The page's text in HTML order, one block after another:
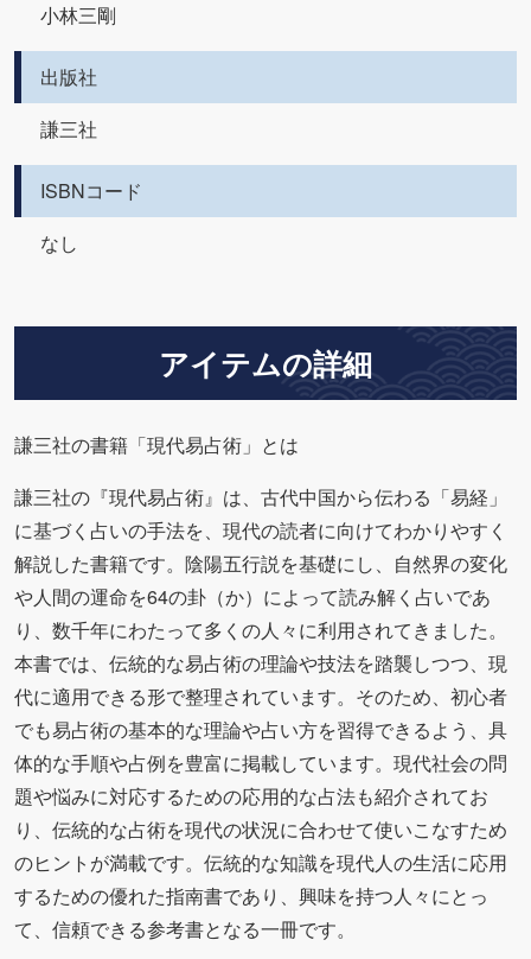
小林三剛
出版社
謙三社
ISBNコード
なし
アイテムの詳細
謙三社の書籍「現代易占術」とは
謙三社の『現代易占術』は、古代中国から伝わる「易経」
に基づく占いの手法を、現代の読者に向けてわかりやすく
解説した書籍です。陰陽五行説を基礎にし、自然界の変化
や人間の運命を64の卦（か）によって読み解く占いであ
り、数千年にわたって多くの人々に利用されてきました。
本書では、伝統的な易占術の理論や技法を踏襲しつつ、現
代に適用できる形で整理されています。そのため、初心者
でも易占術の基本的な理論や占い方を習得できるよう、具
体的な手順や占例を豊富に掲載しています。現代社会の問
題や悩みに対応するための応用的な占法も紹介されてお
り、伝統的な占術を現代の状況に合わせて使いこなすため
のヒントが満載です。伝統的な知識を現代人の生活に応用
するための優れた指南書であり、興味を持つ人々にとっ
て、信頼できる参考書となる一冊です。